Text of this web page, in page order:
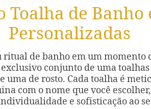
Toalha de Banho
Personalizadas
ritual de banho em um momento
exclusivo conjunto de uma
uma de rosto. Cada toalha é
com o nome que você
e sofisticação ao